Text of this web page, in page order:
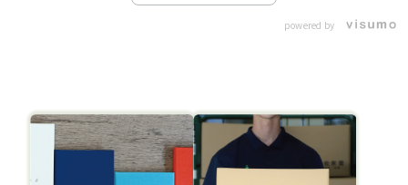
powered by